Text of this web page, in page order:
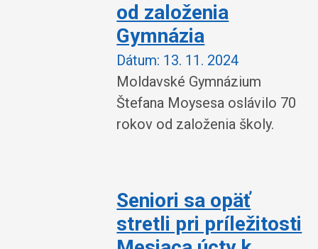
od založenia
Gymnázia
Dátum: 13. 11. 2024
Moldavské Gymnázium
Štefana Moysesa oslávilo 70
rokov od založenia školy.
Seniori sa opäť
stretli pri príležitosti